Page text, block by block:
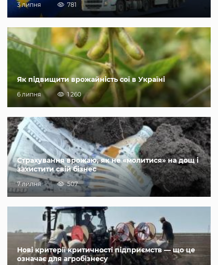
3 липня 781
Як підвищити врожайність сої в Україні
6 липня 1 260
Страхування врожаю, як не «молитися» на дощ і
захистити свій бізнес
7 липня 507
Нові критерії критичності підприємств — що це
означає для агробізнесу